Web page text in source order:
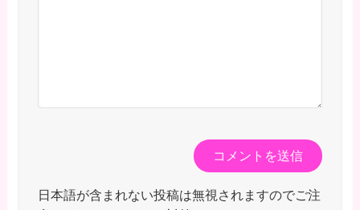
日本語が含まれない投稿は無視されますのでご注